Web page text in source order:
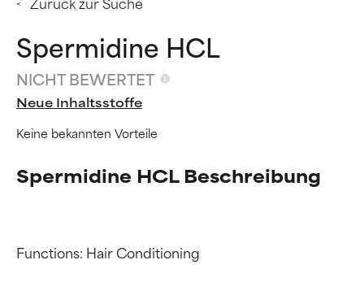
Spermidine HCL
NICHT BEWERTET
Neue Inhaltsstoffe
Keine bekannten Vorteile
Spermidine HCL Beschreibung
Functions: Hair Conditioning